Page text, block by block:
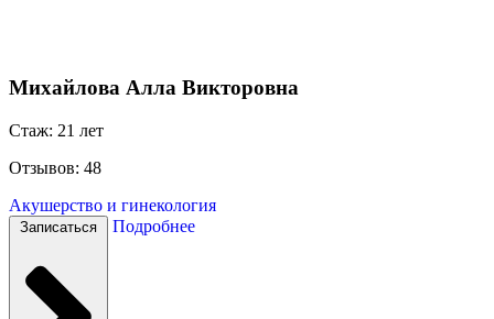
Михайлова Алла Викторовна
Стаж: 21 лет
Отзывов: 48
Акушерство и гинекология
Записаться Подробнее